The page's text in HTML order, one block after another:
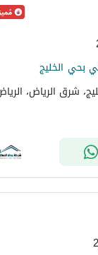
بحي الخليج
شرق الرياض،